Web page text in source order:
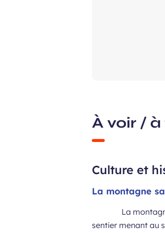
À voir /
Culture et
La montagne
La
sentier menant au